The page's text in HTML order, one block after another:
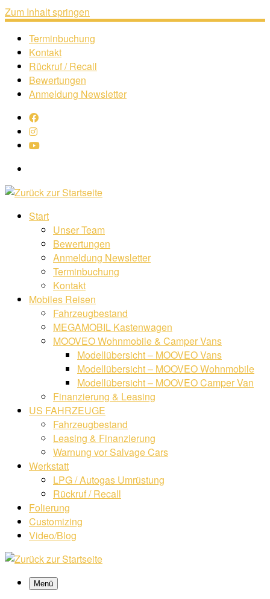
Zum Inhalt springen
Terminbuchung
Kontakt
Rückruf / Recall
Bewertungen
Anmeldung Newsletter
Start
Unser Team
Bewertungen
Anmeldung Newsletter
Terminbuchung
Kontakt
Mobiles Reisen
Fahrzeugbestand
MEGAMOBIL Kastenwagen
MOOVEO Wohnmobile & Camper Vans
Modellübersicht – MOOVEO Vans
Modellübersicht – MOOVEO Wohnmobile
Modellübersicht – MOOVEO Camper Van
Finanzierung & Leasing
US FAHRZEUGE
Fahrzeugbestand
Leasing & Finanzierung
Warnung vor Salvage Cars
Werkstatt
LPG / Autogas Umrüstung
Rückruf / Recall
Folierung
Customizing
Video/Blog
Menü